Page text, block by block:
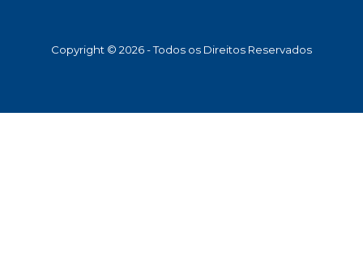
Copyright © 2026 - Todos os Direitos Reservados